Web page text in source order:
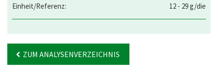
12 - 29 g/die
ZUM ANALYSENVERZEICHNIS